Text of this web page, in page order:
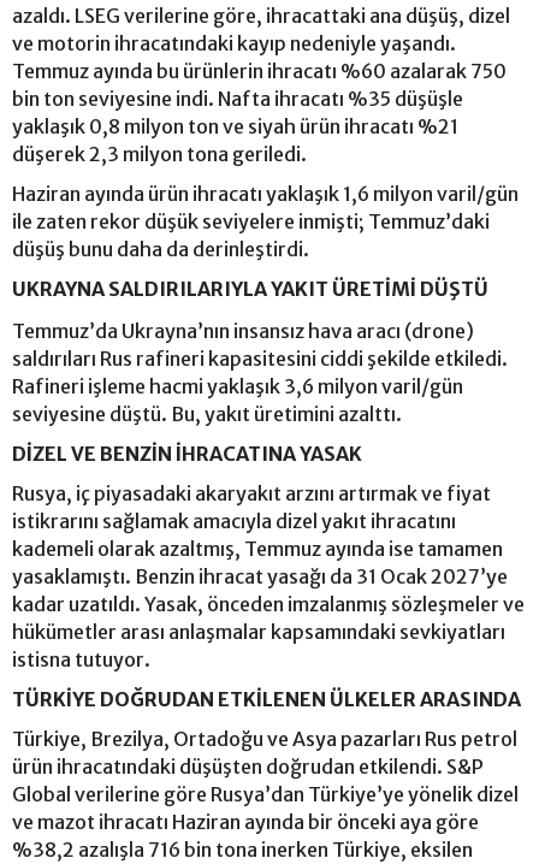
azaldı. LSEG verilerine göre, ihracattaki ana düşüş, dizel
ve motorin ihracatındaki kayıp nedeniyle yaşandı.
Temmuz ayında bu ürünlerin ihracatı %60 azalarak 750
bin ton seviyesine indi. Nafta ihracatı %35 düşüşle
yaklaşık 0,8 milyon ton ve siyah ürün ihracatı %21
düşerek 2,3 milyon tona geriledi.
Haziran ayında ürün ihracatı yaklaşık 1,6 milyon varil/gün
ile zaten rekor düşük seviyelere inmişti; Temmuz’daki
düşüş bunu daha da derinleştirdi.
UKRAYNA SALDIRILARIYLA YAKIT ÜRETİMİ DÜŞTÜ
Temmuz’da Ukrayna’nın insansız hava aracı (drone)
saldırıları Rus rafineri kapasitesini ciddi şekilde etkiledi.
Rafineri işleme hacmi yaklaşık 3,6 milyon varil/gün
seviyesine düştü. Bu, yakıt üretimini azalttı.
DİZEL VE BENZİN İHRACATINA YASAK
Rusya, iç piyasadaki akaryakıt arzını artırmak ve fiyat
istikrarını sağlamak amacıyla dizel yakıt ihracatını
kademeli olarak azaltmış, Temmuz ayında ise tamamen
yasaklamıştı. Benzin ihracat yasağı da 31 Ocak 2027’ye
kadar uzatıldı. Yasak, önceden imzalanmış sözleşmeler ve
hükümetler arası anlaşmalar kapsamındaki sevkiyatları
istisna tutuyor.
TÜRKİYE DOĞRUDAN ETKİLENEN ÜLKELER ARASINDA
Türkiye, Brezilya, Ortadoğu ve Asya pazarları Rus petrol
ürün ihracatındaki düşüşten doğrudan etkilendi. S&P
Global verilerine göre Rusya’dan Türkiye’ye yönelik dizel
ve mazot ihracatı Haziran ayında bir önceki aya göre
%38,2 azalışla 716 bin tona inerken Türkiye, eksilen